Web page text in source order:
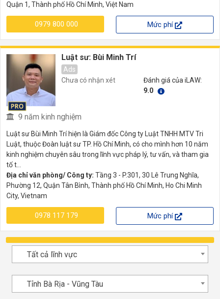
Quận 1, Thành phố Hồ Chí Minh, Việt Nam
0979 800 000 Mức phí
Luật sư: Bùi Minh Trí
Ads
Chưa có nhận xét
Đánh giá của iLAW:
9.0
9 năm kinh nghiệm
Luật sư Bùi Minh Trí hiện là Giám đốc Công ty Luật TNHH MTV Tri
Luật, thuộc Đoàn luật sư TP. Hồ Chí Minh, có cho mình hơn 10 năm
kinh nghiệm chuyên sâu trong lĩnh vực pháp lý, tư vấn, và tham gia
tố t...
Địa chỉ văn phòng/ Công ty: Tầng 3 - P.301, 30 Lê Trung Nghĩa,
Phường 12, Quận Tân Bình, Thành phố Hồ Chí Minh, Ho Chi Minh
City, Vietnam
0978 117 179 Mức phí
Tất cả lĩnh vực
Tỉnh Bà Rịa - Vũng Tàu